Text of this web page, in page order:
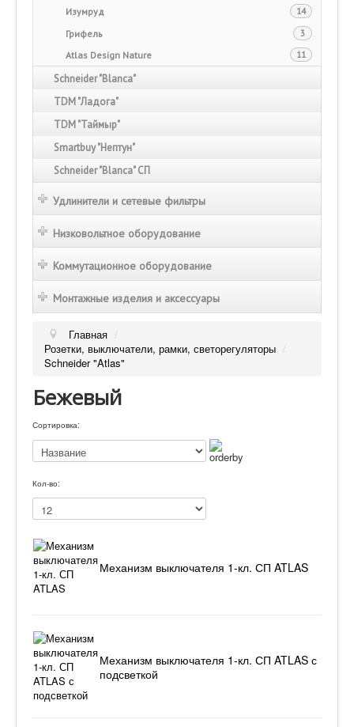
14
Изумруд
3
Грифель
11
Atlas Design Nature
Schneider "Blanca"
TDM "Ладога"
TDM "Таймыр"
Smartbuy "Нептун"
Schneider "Blanca" СП
Удлинители и сетевые фильтры
Низковольтное оборудование
Коммутационное оборудование
Монтажные изделия и аксессуары
Главная /
Розетки, выключатели, рамки, светорегуляторы /
Schneider "Atlas"
Бежевый
Сортировка:
Кол-во:
Механизм выключателя 1-кл. СП ATLAS
Механизм выключателя 1-кл. СП ATLAS с
подсветкой